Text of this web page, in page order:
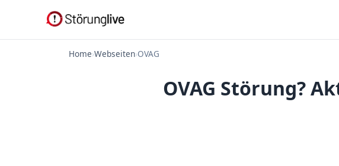
Home›Webseiten›OVAG
OVAG Störung?